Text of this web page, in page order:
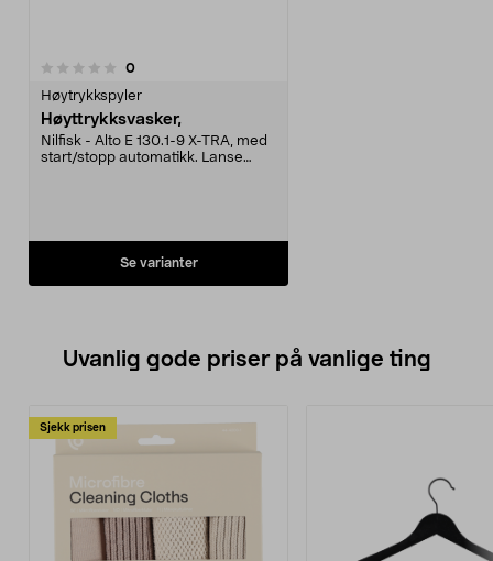
0anmeldelser
Høytrykkspyler
Høyttrykksvasker,
Nilfisk - Alto E 130.1-9 X-TRA, med
start/stopp automatikk. Lanse
130 bar, vannmengde 450-500
l/timen, effekt 2,1 kW. Vekt 17 kg.
Se varianter
Uvanlig gode priser på vanlige ting
Sjekk prisen